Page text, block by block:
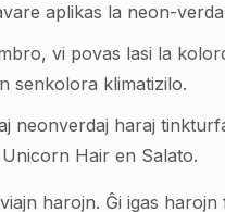
aplikas la neon-
vi povas lasi la
senkolora klimatizilo.
neonverdaj haraj
Hair en Salato.
harojn. Ĝi igas